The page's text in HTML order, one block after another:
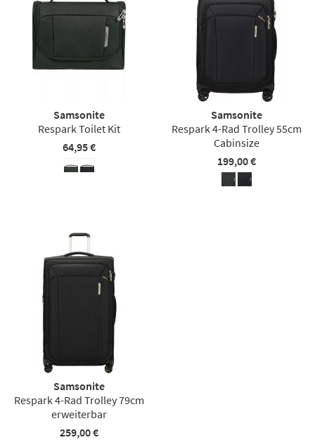
Samsonite
Respark Toilet Kit
64,95 €
Samsonite
Respark 4-Rad Trolley 55cm
Cabinsize
199,00 €
Samsonite
Respark 4-Rad Trolley 79cm
erweiterbar
259,00 €